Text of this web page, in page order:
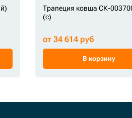
Трапеция ковша СК-
(c)
от 34 614 руб
В корзину